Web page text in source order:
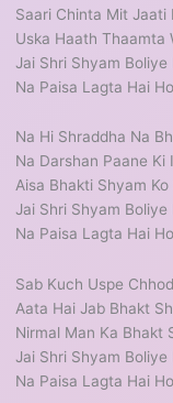
Saari Chinta Mit Jaati
Uska Haath Thaamta
Jai Shri Shyam
Na Paisa Lagta Hai
Na Hi Shraddha Na
Na Darshan Paane
Aisa Bhakti Shyam
Jai Shri Shyam
Na Paisa Lagta Hai
Sab Kuch Uspe
Aata Hai Jab Bhakt
Nirmal Man Ka Bhakt
Jai Shri Shyam
Na Paisa Lagta Hai